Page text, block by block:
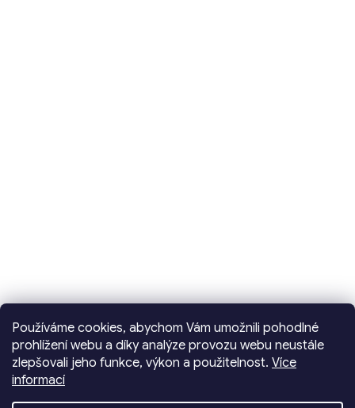
Používáme cookies, abychom Vám umožnili pohodlné
prohlížení webu a díky analýze provozu webu neustále
zlepšovali jeho funkce, výkon a použitelnost. Více
informací